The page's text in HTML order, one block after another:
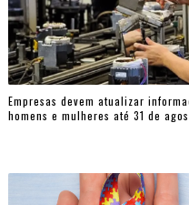
Empresas devem atualizar
homens e mulheres até 31 de